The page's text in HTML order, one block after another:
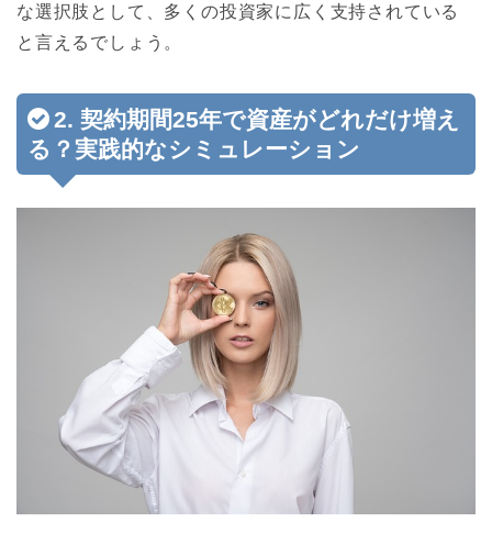
な選択肢として、多くの投資家に広く支持されている
と言えるでしょう。
2. 契約期間25年で資産がどれだけ増え
る？実践的なシミュレーション